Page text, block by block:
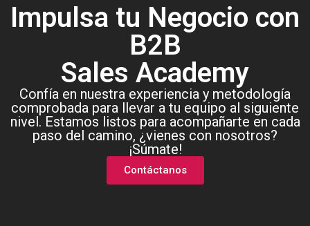
Impulsa tu Negocio con
B2B
Sales Academy
Confía en nuestra experiencia y metodología
comprobada para llevar a tu equipo al siguiente
nivel. Estamos listos para acompañarte en cada
paso del camino, ¿vienes con nosotros?
¡Súmate!
Contáctanos